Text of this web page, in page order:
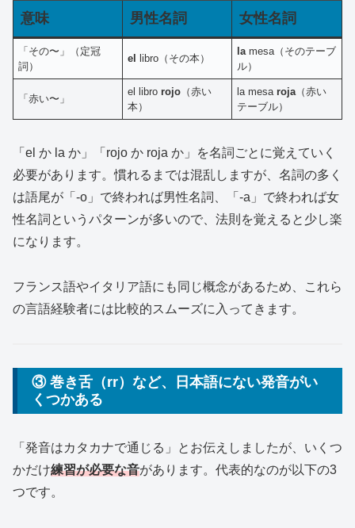
意味 男性名詞 女性名詞
「その〜」（定冠
詞）
el libro（その本）
la mesa（そのテーブ
ル）
「赤い〜」
el libro rojo （赤い
本）
la mesa roja （赤い
テーブル）
「el か la か」「rojo か roja か」を名詞ごとに覚えていく
必要があります。慣れるまでは混乱しますが、名詞の多く
は語尾が「-o」で終われば男性名詞、「-a」で終われば女
性名詞というパターンが多いので、法則を覚えると少し楽
になります。
フランス語やイタリア語にも同じ概念があるため、これら
の言語経験者には比較的スムーズに入ってきます。
③ 巻き舌（rr）など、日本語にない発音がい
くつかある
「発音はカタカナで通じる」とお伝えしましたが、いくつ
かだけ練習が必要な音があります。代表的なのが以下の3
つです。